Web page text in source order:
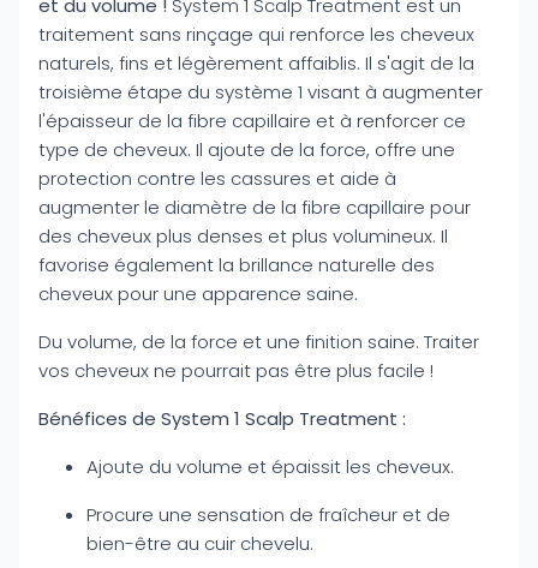
et du volume ! System 1 Scalp Treatment est un
traitement sans rinçage qui renforce les cheveux
naturels, fins et légèrement affaiblis. Il s'agit de la
troisième étape du système 1 visant à augmenter
l'épaisseur de la fibre capillaire et à renforcer ce
type de cheveux. Il ajoute de la force, offre une
protection contre les cassures et aide à
augmenter le diamètre de la fibre capillaire pour
des cheveux plus denses et plus volumineux. Il
favorise également la brillance naturelle des
cheveux pour une apparence saine.
Du volume, de la force et une finition saine. Traiter
vos cheveux ne pourrait pas être plus facile !
Bénéfices de System 1 Scalp Treatment :
Ajoute du volume et épaissit les cheveux.
Procure une sensation de fraîcheur et de
bien-être au cuir chevelu.